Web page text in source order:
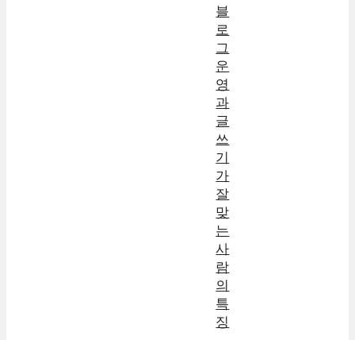
블
로
그
운
영
과
글
쓰
기
가
잘
맞
는
사
람
의
특
징